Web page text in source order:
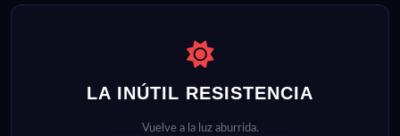
LA INÚTIL RESISTENCIA
Vuelve a la luz aburrida.